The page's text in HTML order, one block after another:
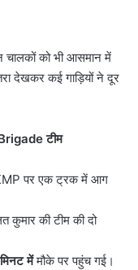
चालकों को भी आसमान में
देखकर कई गाड़ियों ने दूर
टीम
पर एक ट्रक में आग
कुमार की टीम की दो
मिनट मेंमौके पर पहुंच गई।